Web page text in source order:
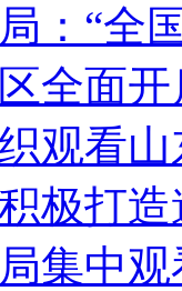
：“全
全面
观看
极打
集中